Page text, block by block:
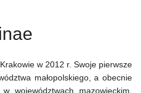
w 2012 r. Swoje pierwsze
małopolskiego, a obecnie
województwach mazowieckim,